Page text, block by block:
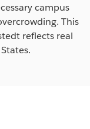
campus
This
reflects real